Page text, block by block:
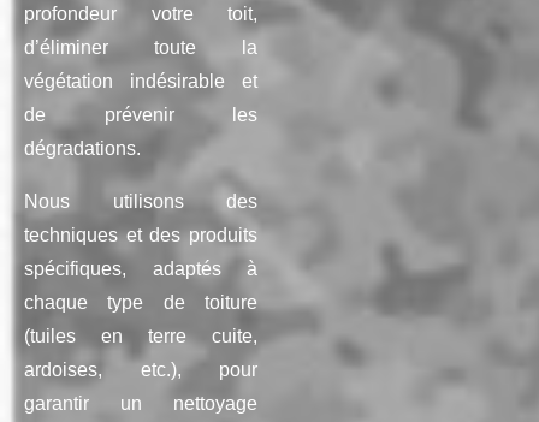
profondeur votre toit,
d’éliminer toute la
végétation indésirable et
de prévenir les
dégradations.
Nous utilisons des
techniques et des produits
spécifiques, adaptés à
chaque type de toiture
(tuiles en terre cuite,
ardoises, etc.), pour
garantir un nettoyage